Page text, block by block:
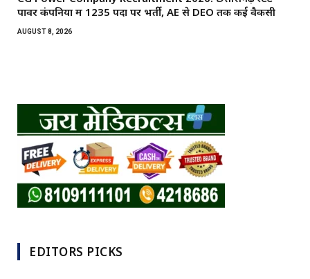
पावर कंपनियों में 1235 पदों पर भर्ती, AE से DEO तक कई वैकेंसी
AUGUST 8, 2026
EDITORS PICKS